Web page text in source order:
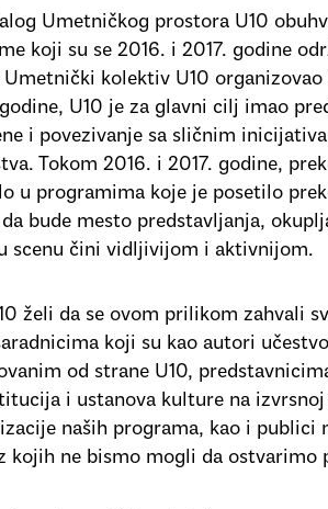
Umetničkog prostora U10
koji su se 2016. i 2017. godine
kolektiv U10 organizovao
U10 je za glavni cilj imao
i povezivanje sa sličnim
Tokom 2016. i 2017. godine,
u programima koje je posetilo
bude mesto predstavljanja,
scenu čini vidljivijom i aktivnijom.
želi da se ovom prilikom zahvali
koji su kao autori
od strane U10,
i ustanova kulture na
naših programa, kao i publici
kojih ne bismo mogli da ostvarimo